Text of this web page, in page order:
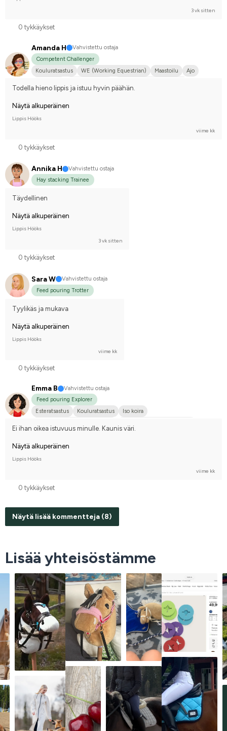
3 vk sitten
0 tykkäykset
Amanda H
Vahvistettu ostaja
Competent Challenger
Kouluratsastus
WE (Working Equestrian) Maastoilu
Ajo
Kilpailen harrastetasolla
Todella hieno lippis ja istuu hyvin päähän.
Näytä alkuperäinen
Lippis Hööks
viime kk
0 tykkäykset
Annika H
Vahvistettu ostaja
Hay stacking Trainee
Täydellinen
Näytä alkuperäinen
Lippis Hööks
3 vk sitten
0 tykkäykset
Sara W
Vahvistettu ostaja
Feed pouring Trotter
Tyylikäs ja mukava
Näytä alkuperäinen
Lippis Hööks
viime kk
0 tykkäykset
Emma B
Vahvistettu ostaja
Feed pouring Explorer
Esteratsastus
Kouluratsastus
Iso koira
Ei ihan oikea istuvuus minulle. Kaunis väri.
Näytä alkuperäinen
Lippis Hööks
viime kk
0 tykkäykset
Näytä lisää kommentteja (8)
Lisää yhteisöstämme